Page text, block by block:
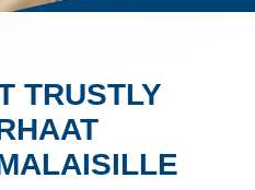
TRUSTLY